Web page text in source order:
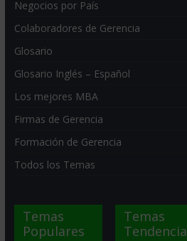
Negocios por País
Colaboradores de Gerencia
Glosario
Glosario Inglés – Español
Los mejores MBA
Firmas de Gerencia
Formación de Gerencia
Todos los Temas
Temas
Populares
Temas
Tendencia